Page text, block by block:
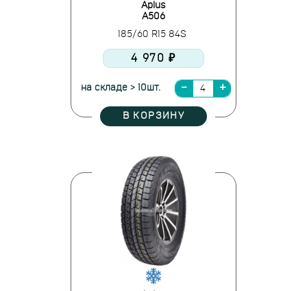
Aplus
A506
185/60 R15 84S
4 970 ₽
на складе > 10шт.
В КОРЗИНУ